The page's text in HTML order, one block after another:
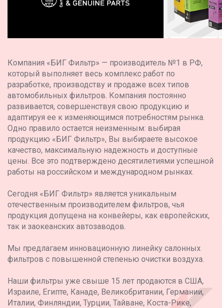
Компания «БИГ Фильтр» — производитель №1 в РФ,
который выполняет весь комплекс работ по
разработке, производству и продаже всех типов
автомобильных фильтров. Компания постоянно
развивается, совершенствуя свою продукцию и
адаптируя ее к изменяющимся потребностям рынка.
Одно правило остается неизменным: выбирая
продукцию «БИГ Фильтр», Вы выбираете высокое
качество, максимальную надежность и доступные
цены. Все это подтверждено десятилетиями успешной
работы на российском и международном рынках.
Сегодня «БИГ Фильтр» является уникальным
отечественным производителем фильтров, чья
продукция допущена на конвейеры, как европейских,
так и заокеанских автозаводов.
Мы предлагаем инновационную линейку салонных
фильтров с повышенной степенью очистки воздуха.
Наши фильтры уже свыше 15 лет продаются в США,
Израиле, Египте, Канаде, Великобритании, Германии,
Италии, Финляндии, Турции, Тайване, Коста-Рике,